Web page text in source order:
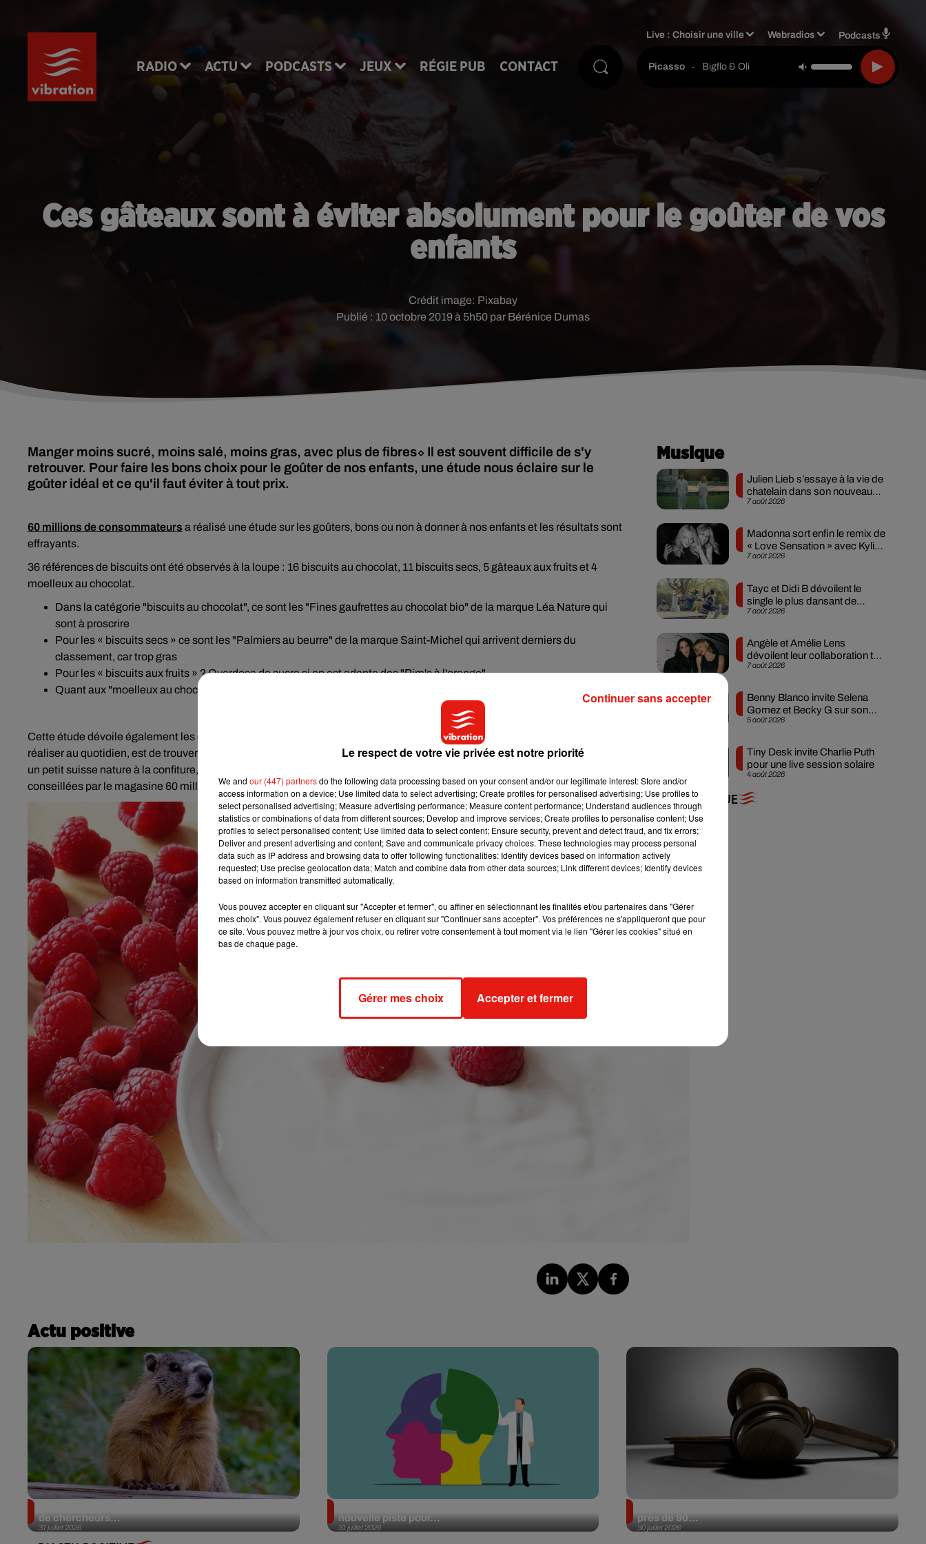
RADIO ACTU PODCASTS JEUX RÉGIE PUB CONTACT
Live :Choisir une ville Webradios Podcasts
Picasso - Bigflo & Oli
Ces gâteaux sont à éviter absolument pour le goûter de vos
enfants
Publié : 10 octobre 2019 à 5h50 par Bérénice Dumas
Crédit image: Pixabay
Manger moins sucré, moins salé, moins gras, avec plus de fibres⬦ Il est souvent difficile de s'y
retrouver. Pour faire les bons choix pour le goûter de nos enfants, une étude nous éclaire sur le
goûter idéal et ce qu'il faut éviter à tout prix.
60 millions de consommateurs a réalisé une étude sur les goûters, bons ou non à donner à nos enfants et les résultats sont
effrayants.
36 références de biscuits ont été observés à la loupe : 16 biscuits au chocolat, 11 biscuits secs, 5 gâteaux aux fruits et 4
moelleux au chocolat.
Dans la catégorie "biscuits au chocolat", ce sont les "Fines gaufrettes au chocolat bio" de la marque Léa Nature qui
sont à proscrire
Pour les « biscuits secs » ce sont les "Palmiers au beurre" de la marque Saint-Michel qui arrivent derniers du
classement, car trop gras
Pour les « biscuits aux fruits » ? Overdose de sucre si on est adepte des "Pim's à l'orange"
Quant aux "moelleux au chocolat", ce sont les célèbres "Napolitain" qu’il faut éviter
Cette étude dévoile également les conseils des spécialistes pour les goûters des plus petits. L’idéal, mais pas le plus facile à
réaliser au quotidien, est de trouver une alternative à ces fameux gâteaux que l’on peut trouver en grande surface. Des fruits,
un petit suisse nature à la confiture, du pain et du chocolat noir... voici d’autres options, à la fois saines et nutritives
conseillées par le magasine 60 millions de Consommateurs.
Musique
7 août 2026
Julien Lieb s’essaye à la vie de
chatelain dans son nouveau
clip
7 août 2026
Madonna sort enfin le remix de
« Love Sensation » avec Kylie
Minogue
7 août 2026
Tayc et Didi B dévoilent le
single le plus dansant de
l’année
7 août 2026
Angèle et Amélie Lens
dévoilent leur collaboration tant
attendue
5 août 2026
Benny Blanco invite Selena
Gomez et Becky G sur son
nouveau single
4 août 2026
Tiny Desk invite Charlie Puth
pour une live session solaire
+ DE MUSIQUE
Actu positive
31 juillet 2026
de chercheurs...
31 juillet 2026
nouvelle piste pour...
30 juillet 2026
près de 90...
Le respect de votre vie privée est notre priorité
We and our (447) partnersdo the following data processing based on your consent and/or our legitimate interest: Store and/or
access information on a device; Use limited data to select advertising; Create profiles for personalised advertising; Use profiles to
select personalised advertising; Measure advertising performance; Measure content performance; Understand audiences through
statistics or combinations of data from different sources; Develop and improve services; Create profiles to personalise content; Use
profiles to select personalised content; Use limited data to select content; Ensure security, prevent and detect fraud, and fix errors;
Deliver and present advertising and content; Save and communicate privacy choices. These technologies may process personal
data such as IP address and browsing data to offer following functionalities: Identify devices based on information actively
requested; Use precise geolocation data; Match and combine data from other data sources; Link different devices; Identify devices
based on information transmitted automatically.
Vous pouvez accepter en cliquant sur "Accepter et fermer", ou affiner en sélectionnant les finalités et/ou partenaires dans "Gérer
mes choix". Vous pouvez également refuser en cliquant sur "Continuer sans accepter". Vos préférences ne s'appliqueront que pour
ce site. Vous pouvez mettre à jour vos choix, ou retirer votre consentement à tout moment via le lien "Gérer les cookies" situé en
bas de chaque page.
Gérer mes choix Accepter et fermer
Continuer sans accepter